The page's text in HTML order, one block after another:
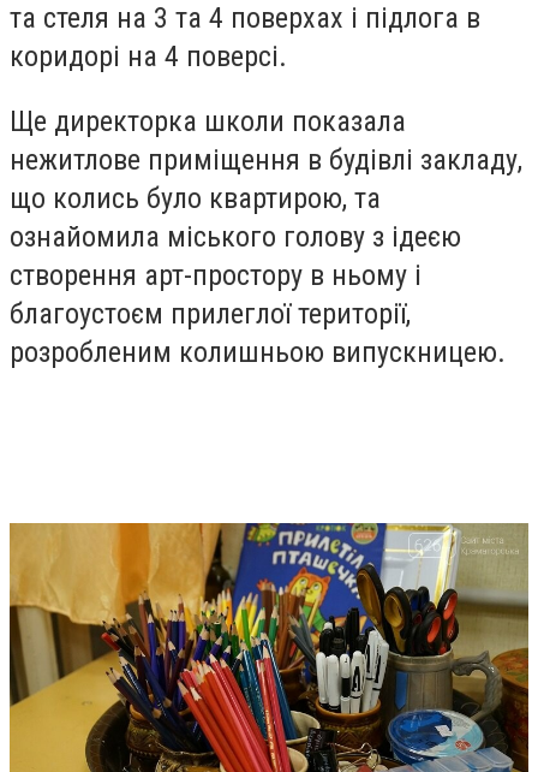
та стеля на 3 та 4 поверхах і підлога в
коридорі на 4 поверсі.
Ще директорка школи показала
нежитлове приміщення в будівлі закладу,
що колись було квартирою, та
ознайомила міського голову з ідеєю
створення арт-простору в ньому і
благоустоєм прилеглої території,
розробленим колишньою випускницею.